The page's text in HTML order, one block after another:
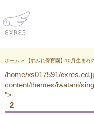
ホーム » 【すみれ保育園】10月生まれ
/home/xs017591/
content/themes/iwatani/
">
2